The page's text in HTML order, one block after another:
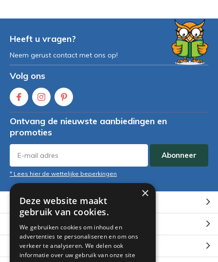
Heeft u vragen?
Neem gerust contact met ons op!
Volg ons
Ontvang de nieuwste aanbiedingen en
promoties
Abonneer
* Lees hier de wettelijke beperkingen
Klantenservice
Mijn account
Categorieën
×
Deze website maakt
gebruik van cookies.
We gebruiken cookies om inhoud en
advertenties te personaliseren en om ons
verkeer te analyseren. We delen ook
informatie over uw gebruik van onze site